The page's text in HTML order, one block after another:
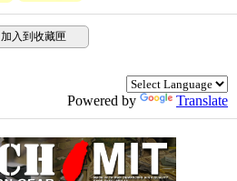
加入到收藏匣
Powered by Translate